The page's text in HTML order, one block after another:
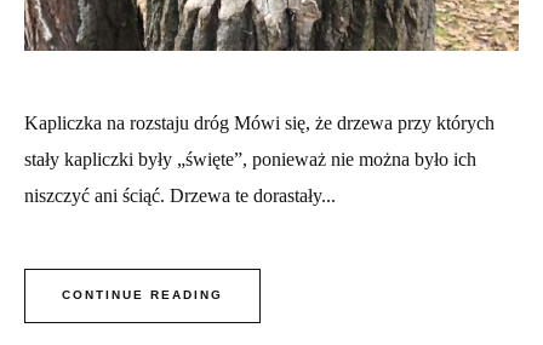
Kapliczka na rozstaju dróg Mówi się, że drzewa przy których
stały kapliczki były „święte”, ponieważ nie można było ich
niszczyć ani ściąć. Drzewa te dorastały...
CONTINUE READING